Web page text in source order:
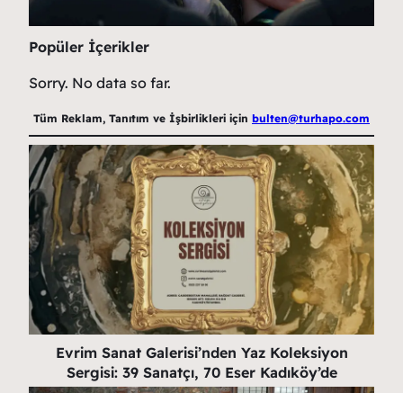
Popüler İçerikler
Sorry. No data so far.
Tüm Reklam, Tanıtım ve İşbirlikleri için bulten@turhapo.com
Evrim Sanat Galerisi’nden Yaz Koleksiyon
Sergisi: 39 Sanatçı, 70 Eser Kadıköy’de